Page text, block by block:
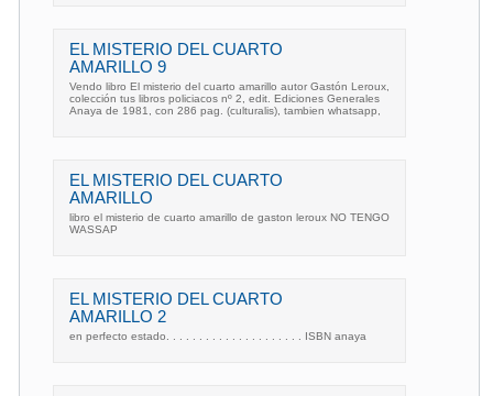
EL MISTERIO DEL CUARTO
AMARILLO 9
Vendo libro El misterio del cuarto amarillo autor Gastón Leroux,
colección tus libros policiacos nº 2, edit. Ediciones Generales
Anaya de 1981, con 286 pag. (culturalis), tambien whatsapp,
EL MISTERIO DEL CUARTO
AMARILLO
libro el misterio de cuarto amarillo de gaston leroux NO TENGO
WASSAP
EL MISTERIO DEL CUARTO
AMARILLO 2
en perfecto estado. . . . . . . . . . . . . . . . . . . . . ISBN anaya